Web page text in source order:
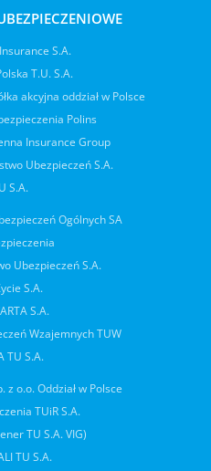
S.A.
T.U. S.A.
akcyjna oddział w Polsce
Polins
Insurance Group
Ubezpieczeń S.A.
S.A.
Ogólnych SA
Ubezpieczeń S.A.
S.A.
S.A.
Wzajemnych TUW
TU S.A.
z o.o. Oddział w Polsce
TUiR S.A.
TU S.A. VIG)
TU S.A.